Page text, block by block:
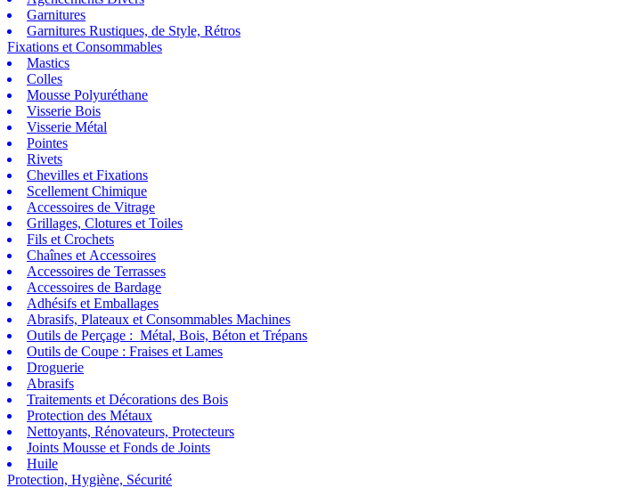
Garnitures
Garnitures Rustiques, de Style, Rétros
Fixations et Consommables
Mastics
Colles
Mousse Polyuréthane
Visserie Bois
Visserie Métal
Pointes
Rivets
Chevilles et Fixations
Scellement Chimique
Accessoires de Vitrage
Grillages, Clotures et Toiles
Fils et Crochets
Chaînes et Accessoires
Accessoires de Terrasses
Accessoires de Bardage
Adhésifs et Emballages
Abrasifs, Plateaux et Consommables Machines
Outils de Perçage : Métal, Bois, Béton et Trépans
Outils de Coupe : Fraises et Lames
Droguerie
Abrasifs
Traitements et Décorations des Bois
Protection des Métaux
Nettoyants, Rénovateurs, Protecteurs
Joints Mousse et Fonds de Joints
Huile
Protection, Hygiène, Sécurité